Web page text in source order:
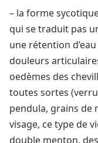
– la forme
qui se traduit pas
une rétention
douleurs
oedèmes des
toutes sortes
pendula, grains de
visage, ce type de
double menton,